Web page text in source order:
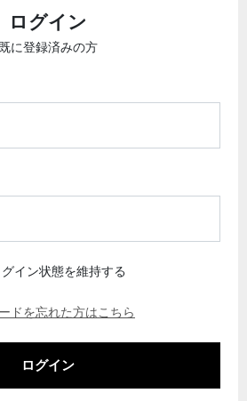
ログイン
既に登録済みの方
グイン状態を維持する
ドを忘れた方はこちら
ログイン